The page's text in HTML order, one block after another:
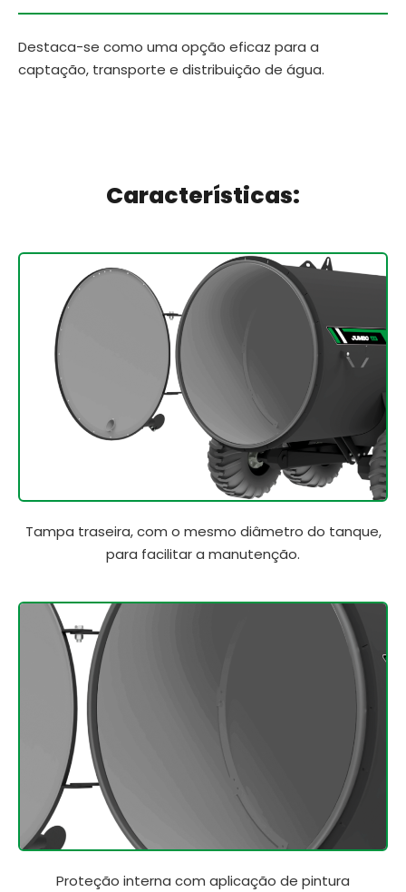
Destaca-se como uma opção eficaz para a
captação, transporte e distribuição de água.
Características:
Tampa traseira, com o mesmo diâmetro do tanque,
para facilitar a manutenção.
Proteção interna com aplicação de pintura